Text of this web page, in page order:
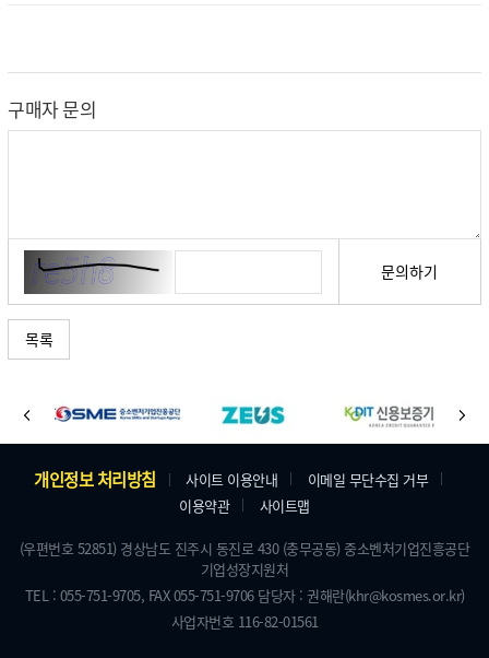
구매자 문의
문의하기
목록
로 이
전
다
음
개인정보 처리방침 사이트 이용안내
이메일 무단수집 거부
이용약관
사이트맵
(우편번호 52851) 경상남도 진주시 동진로 430 (충무공동) 중소벤처기업진흥공단
기업성장지원처
TEL : 055-751-9705, FAX 055-751-9706 담당자 : 권해란(khr@kosmes.or.kr)
사업자번호 116-82-01561